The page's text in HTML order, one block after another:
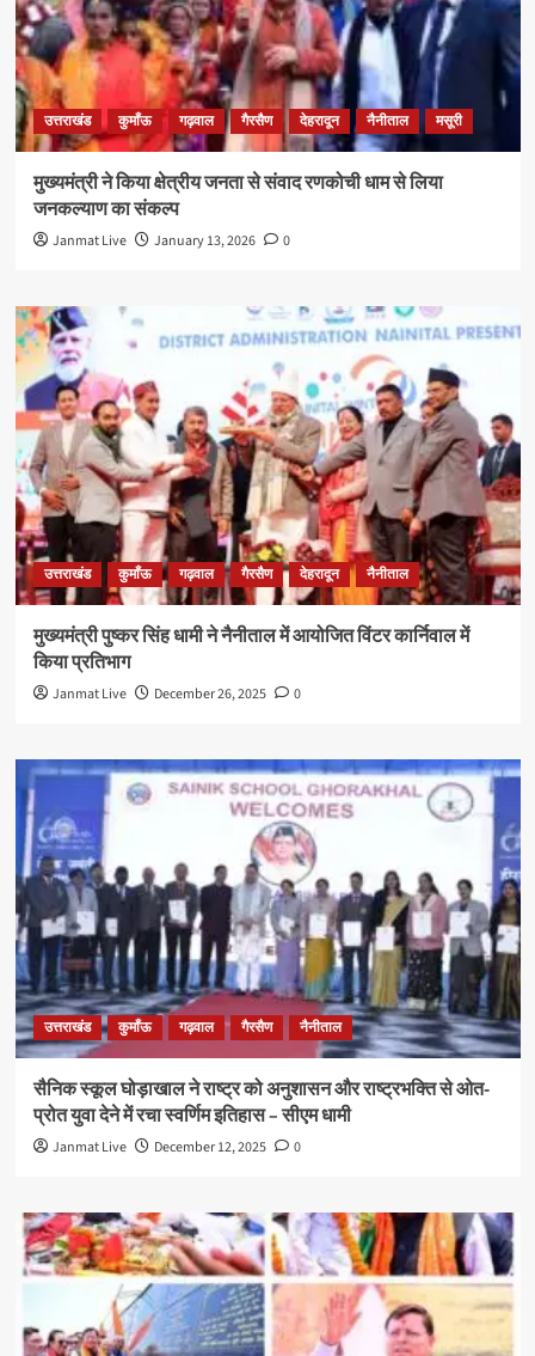
उत्तराखंड कुमाँऊ गढ़वाल गैरसैण देहरादून नैनीताल मसूरी
मुख्यमंत्री ने किया क्षेत्रीय जनता से संवाद रणकोची धाम से लिया
जनकल्याण का संकल्प
Janmat Live January 13, 2026 0
उत्तराखंड कुमाँऊ गढ़वाल गैरसैण देहरादून नैनीताल
मुख्यमंत्री पुष्कर सिंह धामी ने नैनीताल में आयोजित विंटर कार्निवाल में
किया प्रतिभाग
Janmat Live December 26, 2025 0
उत्तराखंड कुमाँऊ गढ़वाल गैरसैण नैनीताल
सैनिक स्कूल घोड़ाखाल ने राष्ट्र को अनुशासन और राष्ट्रभक्ति से ओत-
प्रोत युवा देने में रचा स्वर्णिम इतिहास – सीएम धामी
Janmat Live December 12, 2025 0